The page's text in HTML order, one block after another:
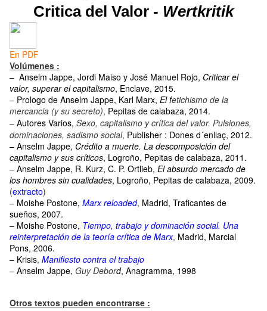
Critica del Valor - Wertkritik
En PDF
Volúmenes :
– Anselm Jappe, Jordi Maiso y José Manuel Rojo, Criticar el
valor, superar el capitalismo, Enclave, 2015.
– Prologo de Anselm Jappe, Karl Marx, El fetichismo de la
mercancia (y su secreto), Pepitas de calabaza, 2014.
– Autores Varios, Sexo, capitalismo y crítica del valor. Pulsiones,
dominaciones, sadismo social, Publisher : Dones d´enllaç, 2012.
– Anselm Jappe, Crédito a muerte. La descomposición del
capitalismo y sus críticos, Logroño, Pepitas de calabaza, 2011.
– Anselm Jappe, R. Kurz, C. P. Ortlieb, El absurdo mercado de
los hombres sin cualidades, Logroño, Pepitas de calabaza, 2009.
(extracto)
– Moishe Postone, Marx reloaded, Madrid, Traficantes de
sueños, 2007.
– Moishe Postone, Tiempo, trabajo y dominación social. Una
reinterpretación de la teoría crítica de Marx, Madrid, Marcial
Pons, 2006.
– Krisis, Manifiesto contra el trabajo
– Anselm Jappe, Guy Debord, Anagramma, 1998
Otros textos pueden encontrarse :